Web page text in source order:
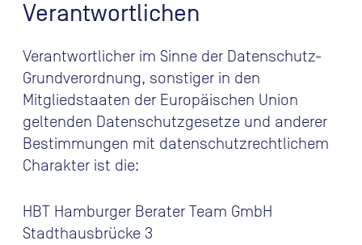
Verantwortlichen
Verantwortlicher im Sinne der Datenschutz-
Grundverordnung, sonstiger in den
Mitgliedstaaten der Europäischen Union
geltenden Datenschutzgesetze und anderer
Bestimmungen mit datenschutzrechtlichem
Charakter ist die:
HBT Hamburger Berater Team GmbH
Stadthausbrücke 3